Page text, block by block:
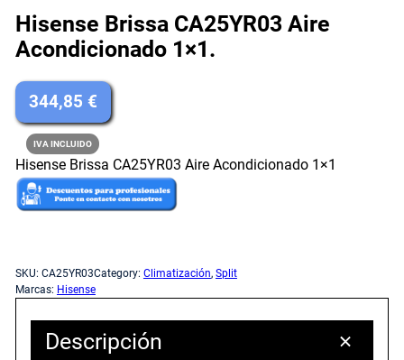
Hisense Brissa CA25YR03 Aire
Acondicionado 1×1.
344,85 €
IVA INCLUIDO
Hisense Brissa CA25YR03 Aire Acondicionado 1×1
SKU: CA25YR03Category: Climatización, Split
Marcas: Hisense
Descripción